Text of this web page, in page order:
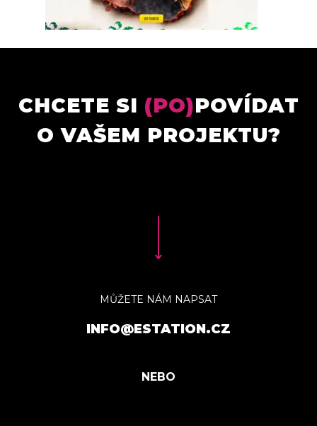
CHCETE SI (PO)POVÍDAT
O VAŠEM PROJEKTU?
MŮŽETE NÁM NAPSAT
INFO@ESTATION.CZ